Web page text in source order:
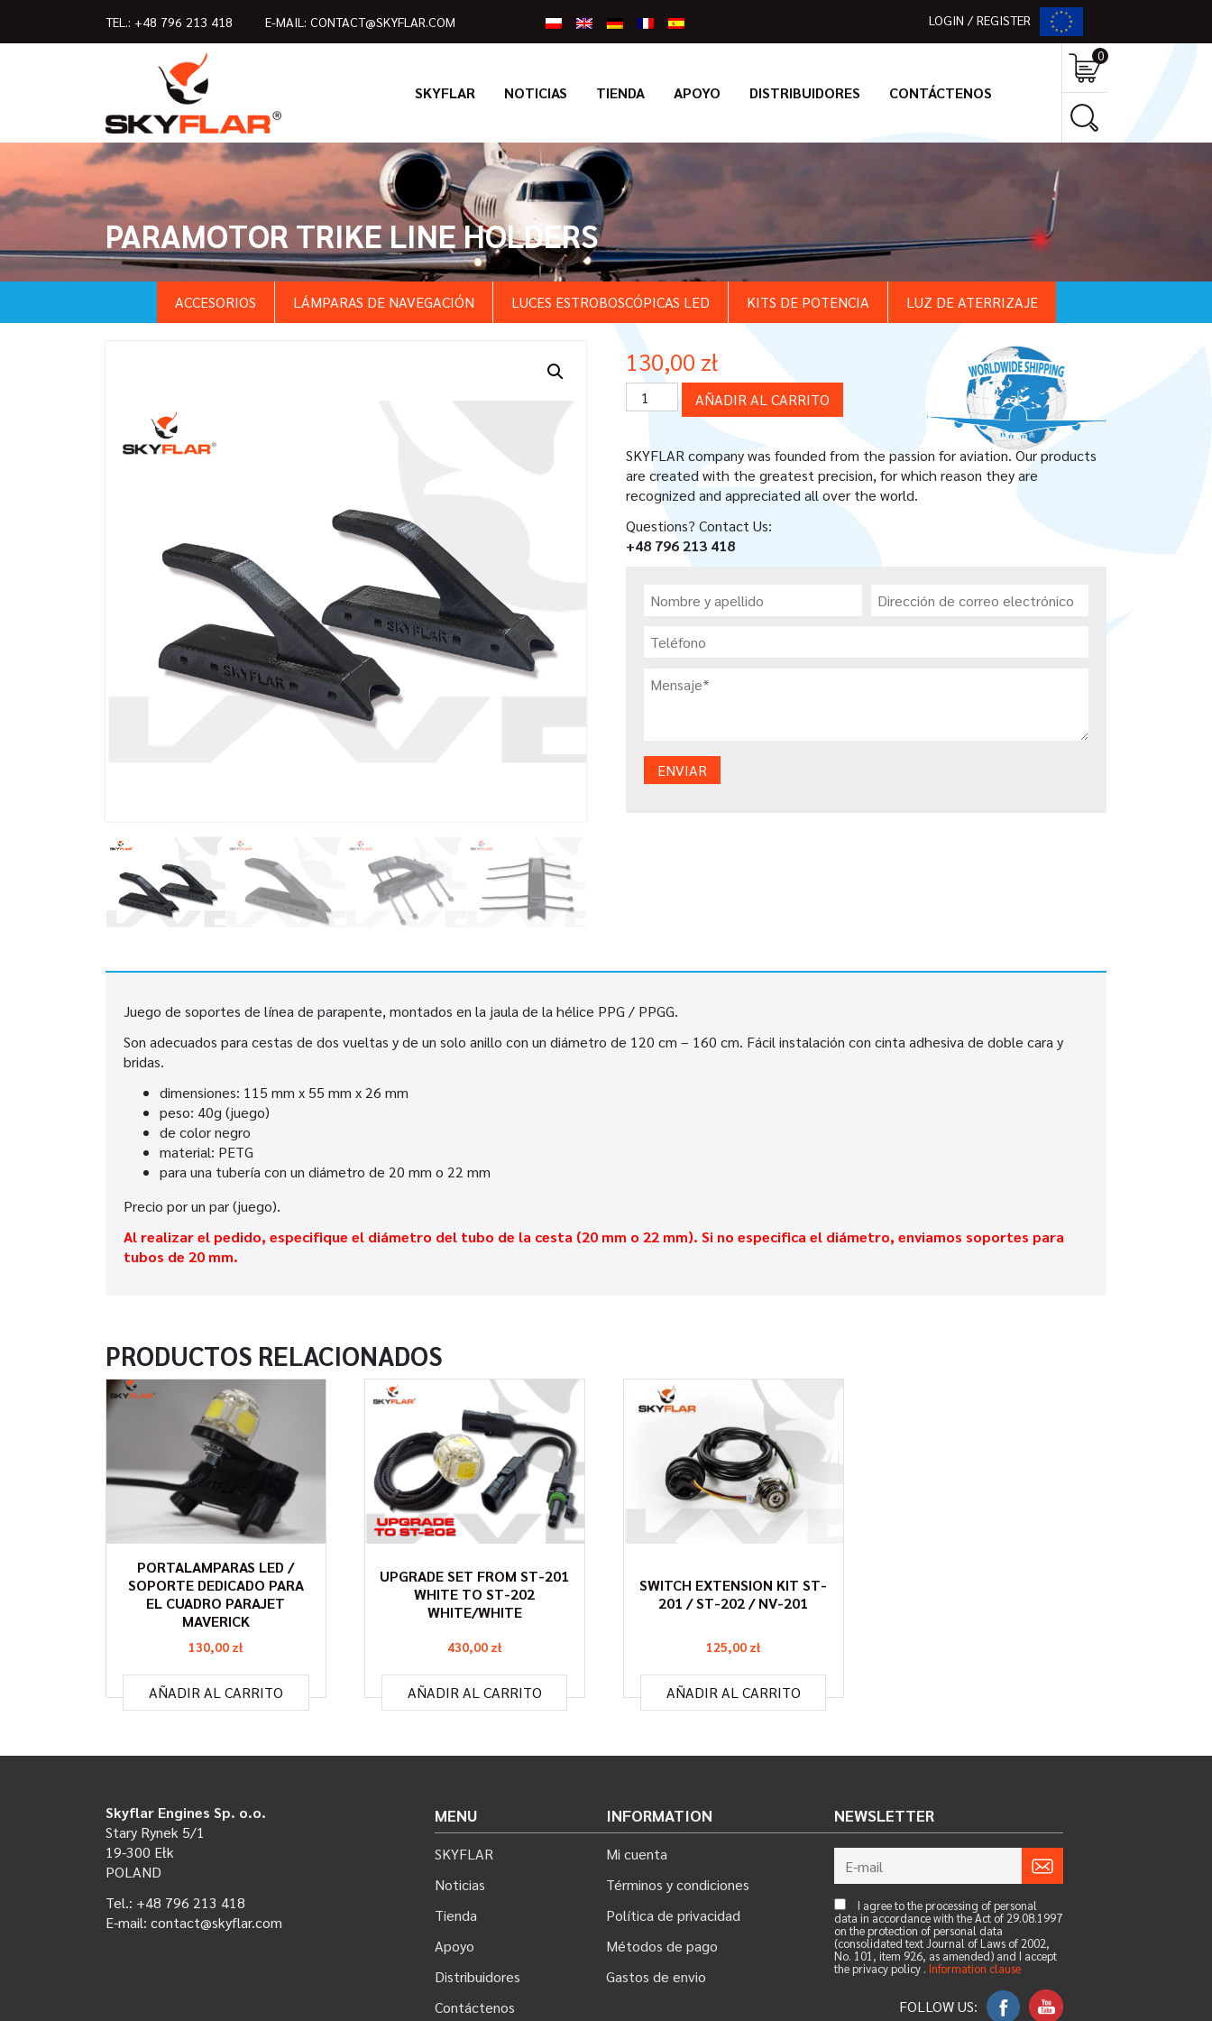
TEL.: +48 796 213 418 E-MAIL: CONTACT@SKYFLAR.COM LOGIN / REGISTER
SKYFLAR NOTICIAS TIENDA APOYO DISTRIBUIDORES CONTÁCTENOS
0
PARAMOTOR TRIKE LINE HOLDERS
ACCESORIOS LÁMPARAS DE NAVEGACIÓN LUCES ESTROBOSCÓPICAS LED KITS DE POTENCIA LUZ DE ATERRIZAJE
130,00 zł
PARAMOTOR
TRIKE
HOLDERS
cantidad
AÑADIR AL CARRITO
SKYFLAR company was founded from the passion for aviation. Our products
are created with the greatest precision, for which reason they are
recognized and appreciated all over the world.
Questions? Contact Us:
+48 796 213 418
Juego de soportes de línea de parapente, montados en la jaula de la hélice PPG / PPGG.
Son adecuados para cestas de dos vueltas y de un solo anillo con un diámetro de 120 cm – 160 cm. Fácil instalación con cinta adhesiva de doble cara y
bridas.
dimensiones: 115 mm x 55 mm x 26 mm
peso: 40g (juego)
de color negro
material: PETG
para una tubería con un diámetro de 20 mm o 22 mm
Precio por un par (juego).
Al realizar el pedido, especifique el diámetro del tubo de la cesta (20 mm o 22 mm). Si no especifica el diámetro, enviamos soportes para
tubos de 20 mm.
PRODUCTOS RELACIONADOS
PORTALAMPARAS LED /
SOPORTE DEDICADO PARA
EL CUADRO PARAJET
MAVERICK
130,00 zł
AÑADIR AL CARRITO
UPGRADE SET FROM ST-201
WHITE TO ST-202
WHITE/WHITE
430,00 zł
AÑADIR AL CARRITO
SWITCH EXTENSION KIT ST-
201 / ST-202 / NV-201
125,00 zł
AÑADIR AL CARRITO
Skyflar Engines Sp. o.o.
Stary Rynek 5/1
19-300 Ełk
POLAND
Tel.: +48 796 213 418
E-mail: contact@skyflar.com
MENU
SKYFLAR
Noticias
Tienda
Apoyo
Distribuidores
Contáctenos
INFORMATION
Mi cuenta
Términos y condiciones
Política de privacidad
Métodos de pago
Gastos de envio
NEWSLETTER
I agree to the processing of personal
data in accordance with the Act of 29.08.1997
on the protection of personal data
(consolidated text Journal of Laws of 2002,
No. 101, item 926, as amended) and I accept
the privacy policy . Information clause
FOLLOW US: